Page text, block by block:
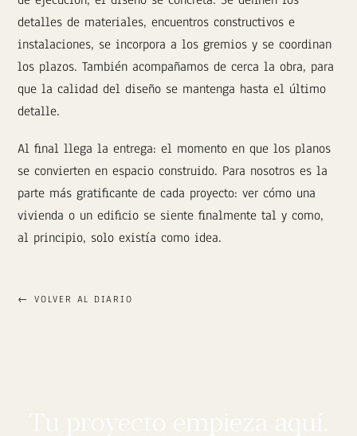
detalles de materiales, encuentros constructivos e
instalaciones, se incorpora a los gremios y se coordinan
los plazos. También acompañamos de cerca la obra, para
que la calidad del diseño se mantenga hasta el último
detalle.
Al final llega la entrega: el momento en que los planos
se convierten en espacio construido. Para nosotros es la
parte más gratificante de cada proyecto: ver cómo una
vivienda o un edificio se siente finalmente tal y como,
al principio, solo existía como idea.
← VOLVER AL DIARIO